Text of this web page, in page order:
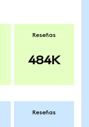
Reseñas
484K
Reseñas